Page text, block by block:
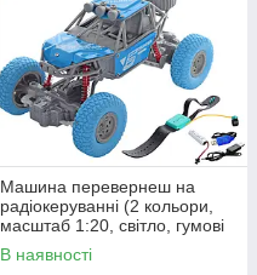
Машина перевернеш на
радіокеруванні (2 кольори,
масштаб 1:20, світло, гумові
колеса, амортизатори)
UD2201AS
В наявності